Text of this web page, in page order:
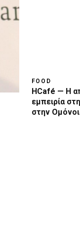
FOOD
HCafé — Η
εμπειρία
στην